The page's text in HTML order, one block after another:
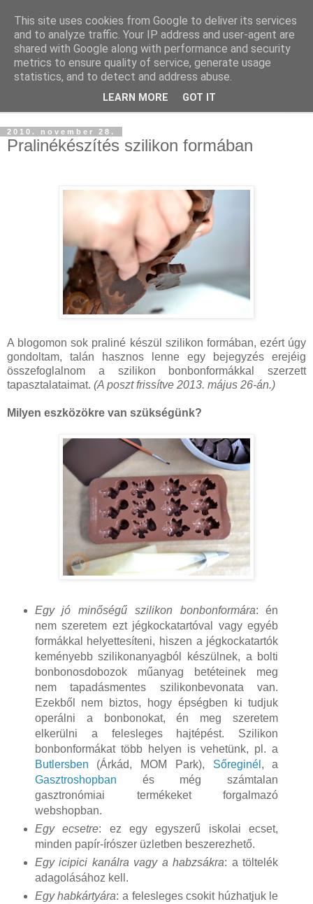
2010. november 28.
Pralinékészítés szilikon formában
A blogomon sok praliné készül szilikon formában, ezért úgy
gondoltam, talán hasznos lenne egy bejegyzés erejéig
összefoglalnom a szilikon bonbonformákkal szerzett
tapasztalataimat. (A poszt frissítve 2013. május 26-án.)
Milyen eszközökre van szükségünk?
Egy jó minőségű szilikon bonbonformára: én
nem szeretem ezt jégkockatartóval vagy egyéb
formákkal helyettesíteni, hiszen a jégkockatartók
keményebb szilikonanyagból készülnek, a bolti
bonbonosdobozok műanyag betéteinek meg
nem tapadásmentes szilikonbevonata van.
Ezekből nem biztos, hogy épségben ki tudjuk
operálni a bonbonokat, én meg szeretem
elkerülni a felesleges hajtépést. Szilikon
bonbonformákat több helyen is vehetünk, pl. a
Butlersben (Árkád, MOM Park), Sőreginél , a
Gasztroshopban és még számtalan
gasztronómiai termékeket forgalmazó
webshopban.
Egy ecsetre: ez egy egyszerű iskolai ecset,
minden papír-írószer üzletben beszerezhető.
Egy icipici kanálra vagy a habzsákra: a töltelék
adagolásához kell.
Egy habkártyára: a felesleges csokit húzhatjuk le
This site uses cookies from Google to deliver its services
and to analyze traffic. Your IP address and user-agent are
shared with Google along with performance and security
metrics to ensure quality of service, generate usage
statistics, and to detect and address abuse.
LEARN MORE GOT IT